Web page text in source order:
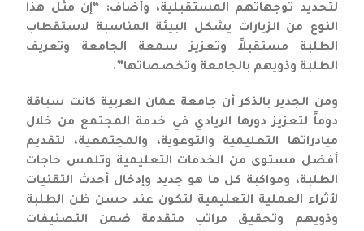
لتحديد توجهاتهم المستقبلية، وأضاف: “إن مثل هذا
النوع من الزيارات يشكل البيئة المناسبة لاستقطاب
الطلبة مستقبلاً وتعزيز سمعة الجامعة وتعريف
الطلبة وذويهم بالجامعة وتخصصاتها”.
ومن الجدير بالذكر أن جامعة عمان العربية كانت سباقة
دوماً لتعزيز دورها الريادي في خدمة المجتمع من خلال
مبادراتها التعليمية والتوعوية، والمجتمعية، لتقديم
أفضل مستوى من الخدمات التعليمية وتلمس حاجات
الطلبة، ومواكبة كل ما هو جديد وإدخال أحدث التقنيات
لأثراء العملية التعليمية لتكون عند حسن ظن الطلبة
وذويهم وتحقيق مراتب متقدمة ضمن التصنيفات